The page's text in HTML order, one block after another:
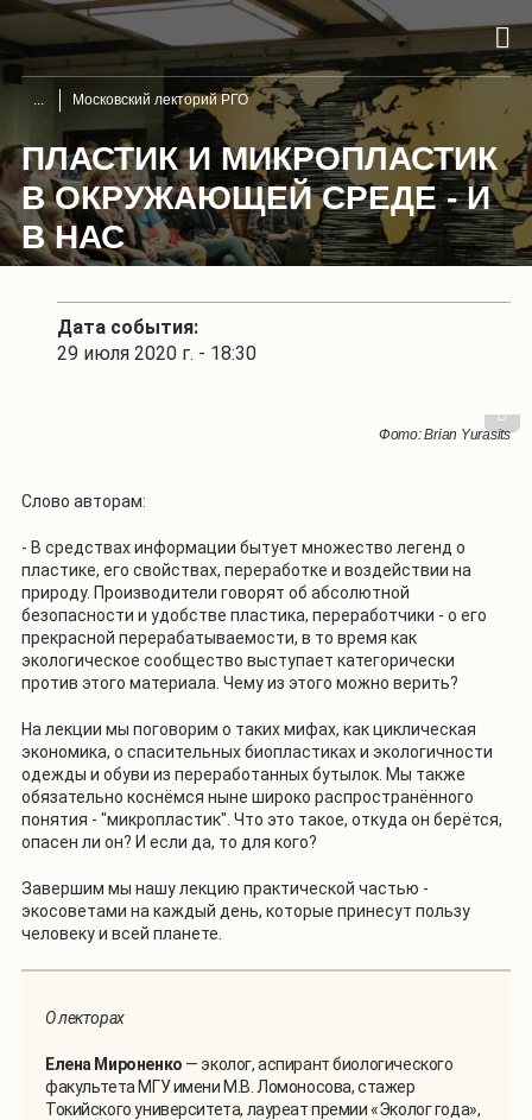
Московский лекторий РГО
ПЛАСТИК И МИКРОПЛАСТИК
В ОКРУЖАЮЩЕЙ СРЕДЕ - И
В НАС
Дата события:
29 июля 2020 г. - 18:30
Фото: Brian Yurasits
Фото: Brian Yurasits
Фото: Brian Yurasits
Слово авторам:
- В средствах информации бытует множество легенд о
пластике, его свойствах, переработке и воздействии на
природу. Производители говорят об абсолютной
безопасности и удобстве пластика, переработчики - о его
прекрасной перерабатываемости, в то время как
экологическое сообщество выступает категорически
против этого материала. Чему из этого можно верить?
На лекции мы поговорим о таких мифах, как циклическая
экономика, о спасительных биопластиках и экологичности
одежды и обуви из переработанных бутылок. Мы также
обязательно коснёмся ныне широко распространённого
понятия - "микропластик". Что это такое, откуда он берётся,
опасен ли он? И если да, то для кого?
Завершим мы нашу лекцию практической частью -
экосоветами на каждый день, которые принесут пользу
человеку и всей планете.
О лекторах
Елена Мироненко — эколог, аспирант биологического
факультета МГУ имени М.В. Ломоносова, стажер
Токийского университета, лауреат премии «Эколог года»,